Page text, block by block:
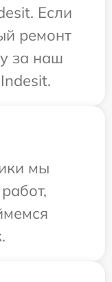
Если
ремонт
за наш
мы